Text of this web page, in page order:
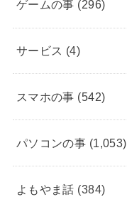
ゲームの事 (296)
サービス (4)
スマホの事 (542)
パソコンの事 (1,053)
よもやま話 (384)